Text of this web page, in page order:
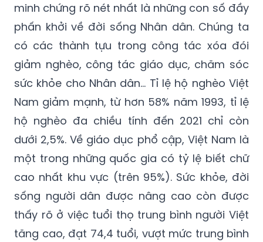
minh chứng rõ nét nhất là những con số đầy
phấn khởi về đời sống Nhân dân. Chúng ta
có các thành tựu trong công tác xóa đói
giảm nghèo, công tác giáo dục, chăm sóc
sức khỏe cho Nhân dân... Tỉ lệ hộ nghèo Việt
Nam giảm mạnh, từ hơn 58% năm 1993, tỉ lệ
hộ nghèo đa chiều tính đến 2021 chỉ còn
dưới 2,5%. Về giáo dục phổ cập, Việt Nam là
một trong những quốc gia có tỷ lệ biết chữ
cao nhất khu vực (trên 95%). Sức khỏe, đời
sống người dân được nâng cao còn được
thấy rõ ở việc tuổi thọ trung bình người Việt
tăng cao, đạt 74,4 tuổi, vượt mức trung bình